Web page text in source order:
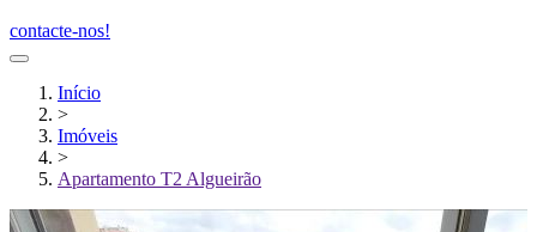
contacte-nos!
Início
>
Imóveis
>
Apartamento T2 Algueirão